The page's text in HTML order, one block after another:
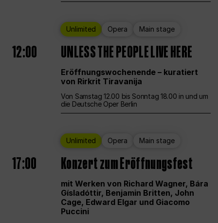
Unlimited Opera Main stage
12:00 UNLESS THE PEOPLE LIVE HERE
Eröffnungswochenende – kuratiert
von Rirkrit Tiravanija
Von Samstag 12.00 bis Sonntag 18.00 in und um
die Deutsche Oper Berlin
Unlimited Opera Main stage
17:00 Konzert zum Eröffnungsfest
mit Werken von Richard Wagner, Bára
Gísladóttir, Benjamin Britten, John
Cage, Edward Elgar und Giacomo
Puccini